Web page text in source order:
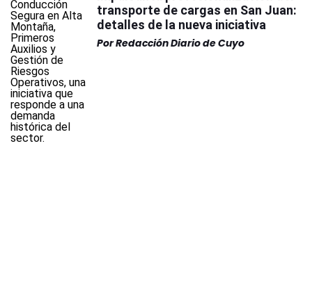
transporte de cargas en San Juan:
detalles de la nueva iniciativa
PorRedacción Diario de Cuyo